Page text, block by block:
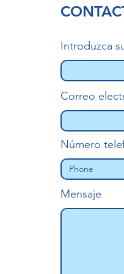
Introduzca
Correo
Número
Mensaje